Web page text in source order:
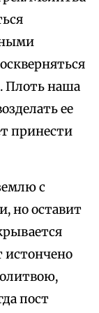
Плоть наша
ее
принести
с
но оставит
истончено
пост